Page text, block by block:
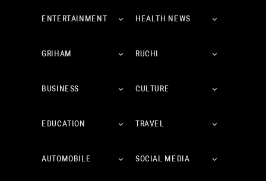
ENTERTAINMENT HEALTH NEWS
GRIHAM RUCHI
BUSINESS CULTURE
EDUCATION TRAVEL
AUTOMOBILE SOCIAL MEDIA